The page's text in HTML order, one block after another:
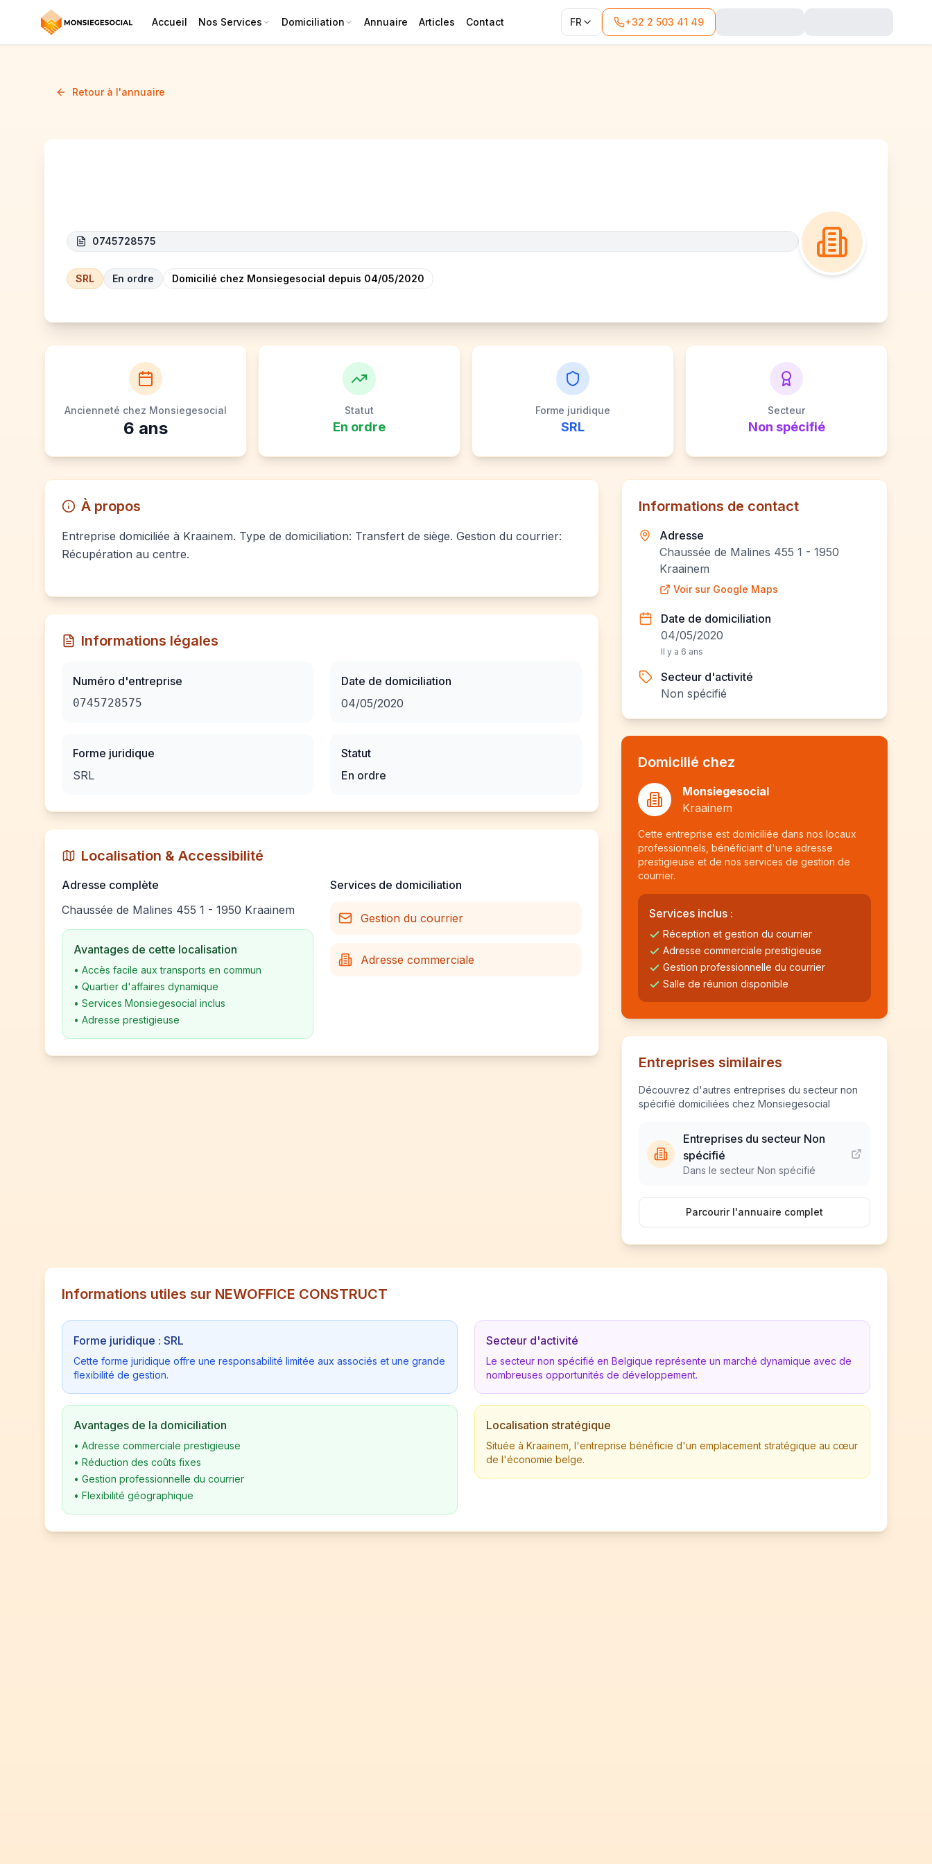
Accueil Nos Services Domiciliation Annuaire Articles Contact FR +32 2 503 41 49
Retour à l'annuaire
0745728575
SRL En ordre Domicilié chez Monsiegesocial depuis 04/05/2020
Ancienneté chez Monsiegesocial
6 ans
Statut
En ordre
Forme juridique
SRL
Secteur
Non spécifié
À propos
Entreprise domiciliée à Kraainem. Type de domiciliation: Transfert de siège. Gestion du courrier:
Récupération au centre.
Informations légales
Numéro d'entreprise
0745728575
Forme juridique
SRL
Date de domiciliation
04/05/2020
Statut
En ordre
Localisation & Accessibilité
Adresse complète
Chaussée de Malines 455 1 - 1950 Kraainem
Avantages de cette localisation
• Accès facile aux transports en commun
• Quartier d'affaires dynamique
• Services Monsiegesocial inclus
• Adresse prestigieuse
Services de domiciliation
Gestion du courrier
Adresse commerciale
Informations de contact
Adresse
Chaussée de Malines 455 1 - 1950
Kraainem
Voir sur Google Maps
Date de domiciliation
04/05/2020
Il y a 6 ans
Secteur d'activité
Non spécifié
Domicilié chez
Monsiegesocial
Kraainem
Cette entreprise est domiciliée dans nos locaux
professionnels, bénéficiant d'une adresse
prestigieuse et de nos services de gestion de
courrier.
Services inclus :
Réception et gestion du courrier
Adresse commerciale prestigieuse
Gestion professionnelle du courrier
Salle de réunion disponible
Entreprises similaires
Découvrez d'autres entreprises du secteur non
spécifié domiciliées chez Monsiegesocial
Entreprises du secteur Non
spécifié
Dans le secteur Non spécifié
Parcourir l'annuaire complet
Informations utiles sur NEWOFFICE CONSTRUCT
Forme juridique : SRL
Cette forme juridique offre une responsabilité limitée aux associés et une grande
flexibilité de gestion.
Avantages de la domiciliation
• Adresse commerciale prestigieuse
• Réduction des coûts fixes
• Gestion professionnelle du courrier
• Flexibilité géographique
Secteur d'activité
Le secteur non spécifié en Belgique représente un marché dynamique avec de
nombreuses opportunités de développement.
Localisation stratégique
Située à Kraainem, l'entreprise bénéficie d'un emplacement stratégique au cœur
de l'économie belge.